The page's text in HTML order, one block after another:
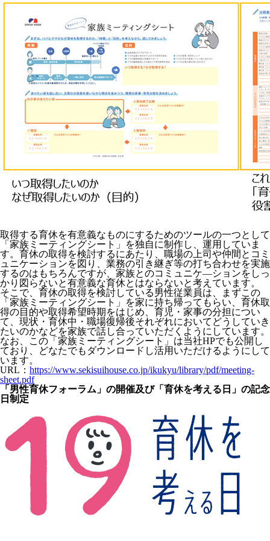
取得する育休を有意義なものにするためのツールの一つとして
「家族ミーティングシート」を独自に制作し、運用していま
す。育休の取得を検討するにあたり、職場の上司や仲間とコミ
ュニケーションを図り、業務の引き継ぎ等の打ち合わせを実施
するのはもちろんですが、家族とのコミュニケ—ションをしっ
かり図らないと有意義な育休とはならないと考えています。
そこで、育休の取得を検討している男性従業員は、まずこの
「家族ミーティングシート」を家に持ち帰ってもらい、育休取
得の目的や取得希望時期をはじめ、育児・家事の分担につい
て、現状・育休中・職場復帰後それぞれにおいてどうしていき
たいのかなどを家族で話し合っていただくようにしています。
なお、この「家族ミーティングシート」は当社HPでも公開し
ており、どなたでもダウンロードし活用いただけるようにして
います。
URL： https://www.sekisuihouse.co.jp/ikukyu/library/pdf/meeting-
sheet.pdf
「男性育休フォーラム」の開催及び「育休を考える日」の記念
日制定